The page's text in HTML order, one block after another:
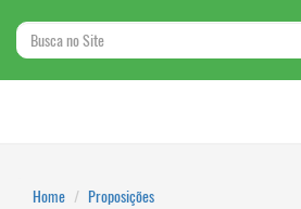
Home Proposições